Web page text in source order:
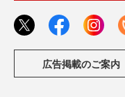
広告掲載のご案内